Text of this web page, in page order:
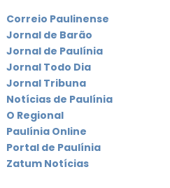
Correio Paulinense
Jornal de Barão
Jornal de Paulínia
Jornal Todo Dia
Jornal Tribuna
Notícias de Paulínia
O Regional
Paulínia Online
Portal de Paulínia
Zatum Notícias